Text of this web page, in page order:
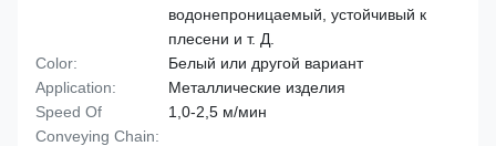
водонепроницаемый, устойчивый к
плесени и т. Д.
Color:
Белый или другой вариант
Application:
Металлические изделия
Speed Of
Conveying Chain:
1,0-2,5 м/мин